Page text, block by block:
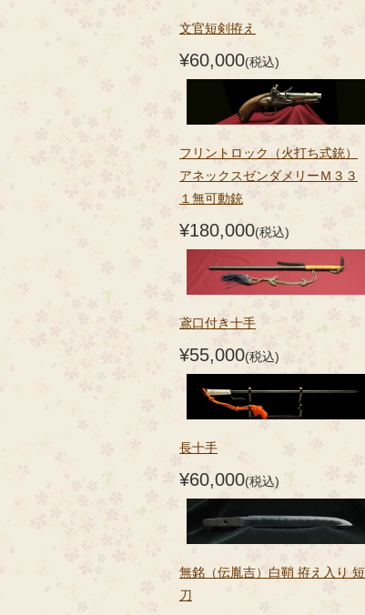
文官短剣拵え
¥60,000(税込)
フリントロック（火打ち式銃）
アネックスゼンダメリーＭ３３
１無可動銃
¥180,000(税込)
鳶口付き十手
¥55,000(税込)
長十手
¥60,000(税込)
無銘（伝胤吉）白鞘 拵え入り 短
刀